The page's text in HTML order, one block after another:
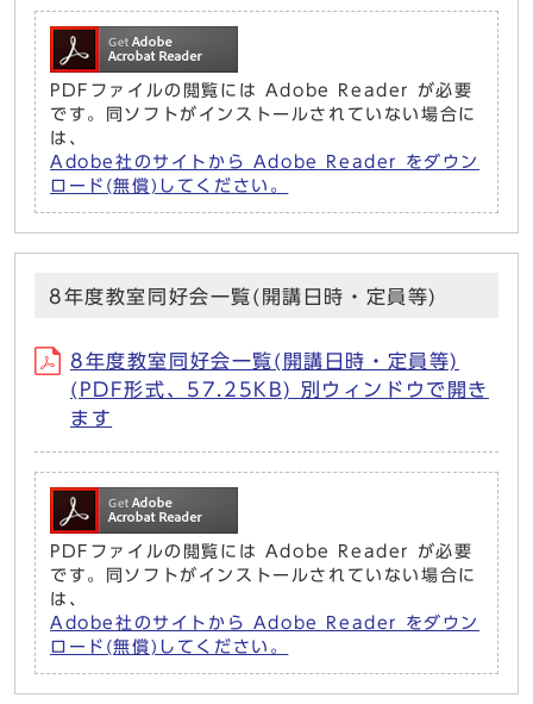
PDFファイルの閲覧には Adobe Reader が必要
です。同ソフトがインストールされていない場合に
は、
Adobe社のサイトから Adobe Reader をダウン
ロード(無償)してください。
8年度教室同好会一覧(開講日時・定員等)
8年度教室同好会一覧(開講日時・定員等)
(PDF形式、57.25KB) 別ウィンドウで開き
ます
PDFファイルの閲覧には Adobe Reader が必要
です。同ソフトがインストールされていない場合に
は、
Adobe社のサイトから Adobe Reader をダウン
ロード(無償)してください。